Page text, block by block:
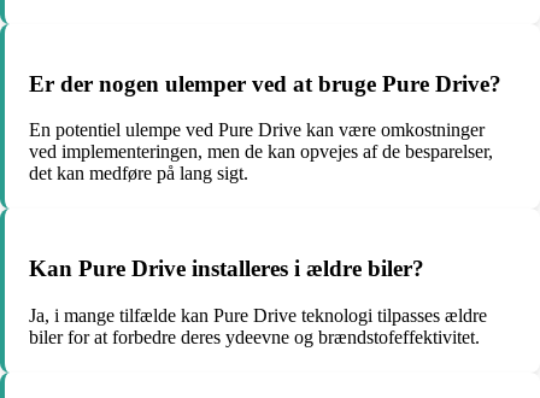
Er der nogen ulemper ved at bruge Pure Drive?
En potentiel ulempe ved Pure Drive kan være omkostninger
ved implementeringen, men de kan opvejes af de besparelser,
det kan medføre på lang sigt.
Kan Pure Drive installeres i ældre biler?
Ja, i mange tilfælde kan Pure Drive teknologi tilpasses ældre
biler for at forbedre deres ydeevne og brændstofeffektivitet.